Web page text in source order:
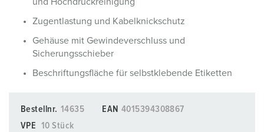
Zugentlastung und Kabelknickschutz
Gehäuse mit Gewindeverschluss und
Sicherungsschieber
Beschriftungsfläche für selbstklebende Etiketten
Bestellnr. 14635 EAN 4015394308867
VPE
10 Stück